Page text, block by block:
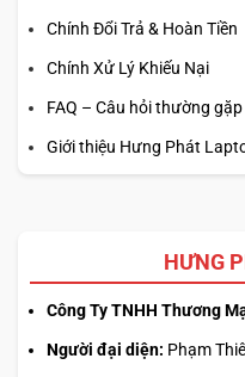
Chính Đổi Trả & Hoàn Tiền
Chính Xử Lý Khiếu Nại
FAQ – Câu hỏi thường gặp
Giới thiệu Hưng Phát
HƯNG
Công Ty TNHH Thương
Người đại diện: Phạm